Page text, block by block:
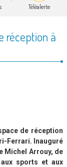
Téléalerte
réception à
de réception
Ferrari. Inauguré
Michel Arrouy, de
sports et aux